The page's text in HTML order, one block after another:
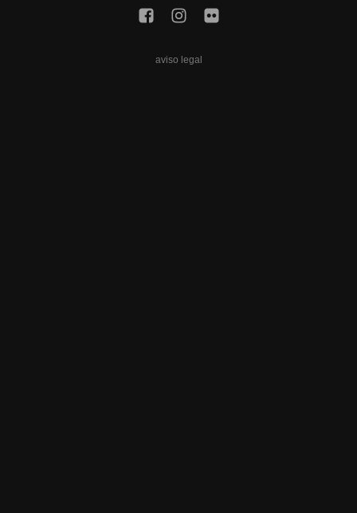
aviso legal